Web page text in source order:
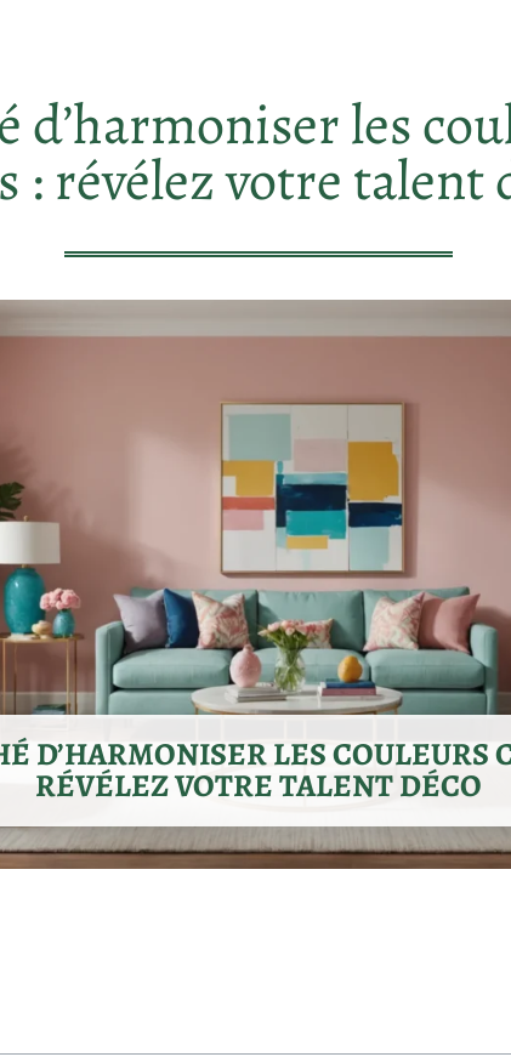
d’harmoniser les
: révélez votre talent
D’HARMONISER LES COULEURS
RÉVÉLEZ VOTRE TALENT DÉCO